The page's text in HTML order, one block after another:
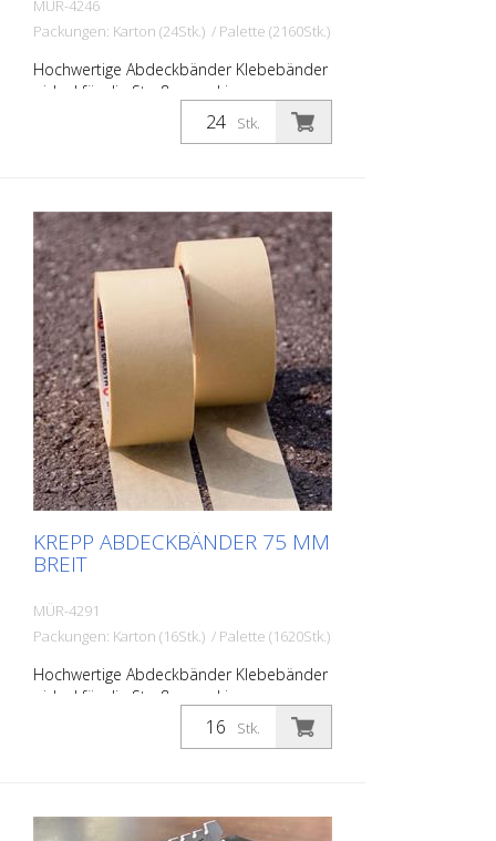
MÜR-4246
Packungen: Karton (24Stk.) / Palette (2160Stk.)
Hochwertige Abdeckbänder Klebebänder
- ideal für die Straßenmarkierung zum
Abkleben von Schutzwegen, Zeichen,
Symbolen, usw. Breite: 50 mm Länge: 50
Stk.
KREPP ABDECKBÄNDER 75 MM
BREIT
MÜR-4291
Packungen: Karton (16Stk.) / Palette (1620Stk.)
Hochwertige Abdeckbänder Klebebänder
- ideal für die Straßenmarkierung zum
Abkleben von Schutzwegen, Zeichen,
Symbolen, usw. Breite: 75 mm Länge: 50
Stk.